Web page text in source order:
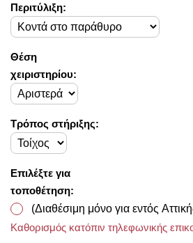
Περιτύλιξη:
Θέση
χειριστηρίου:
Τρόπος στήριξης:
Επιλέξτε για
τοποθέτηση:
(Διαθέσιμη μόνο για εντός
Καθορισμός κατόπιν τηλεφωνικής